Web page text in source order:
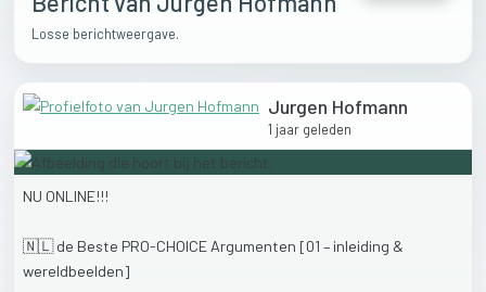
Losse berichtweergave.
Jurgen Hofmann
1 jaar geleden
NU ONLINE!!!
🇳🇱de Beste PRO-CHOICE Argumenten [01 – inleiding &
wereldbeelden]